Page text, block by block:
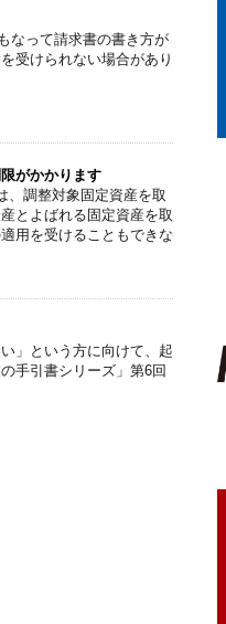
なって請求書の書き方が
受けられない場合があり
がかかります
、調整対象固定資産を取
とよばれる固定資産を取
用を受けることもできな
」という方に向けて、起
手引書シリーズ」第6回